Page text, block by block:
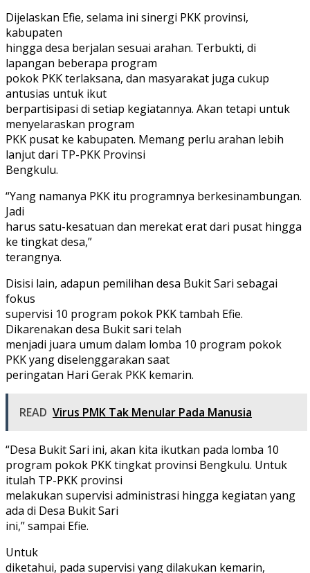
Dijelaskan Efie, selama ini sinergi PKK provinsi,
kabupaten
hingga desa berjalan sesuai arahan. Terbukti, di
lapangan beberapa program
pokok PKK terlaksana, dan masyarakat juga cukup
antusias untuk ikut
berpartisipasi di setiap kegiatannya. Akan tetapi untuk
menyelaraskan program
PKK pusat ke kabupaten. Memang perlu arahan lebih
lanjut dari TP-PKK Provinsi
Bengkulu.
“Yang namanya PKK itu programnya berkesinambungan.
Jadi
harus satu-kesatuan dan merekat erat dari pusat hingga
ke tingkat desa,”
terangnya.
Disisi lain, adapun pemilihan desa Bukit Sari sebagai
fokus
supervisi 10 program pokok PKK tambah Efie.
Dikarenakan desa Bukit sari telah
menjadi juara umum dalam lomba 10 program pokok
PKK yang diselenggarakan saat
peringatan Hari Gerak PKK kemarin.
READ Virus PMK Tak Menular Pada Manusia
“Desa Bukit Sari ini, akan kita ikutkan pada lomba 10
program pokok PKK tingkat provinsi Bengkulu. Untuk
itulah TP-PKK provinsi
melakukan supervisi administrasi hingga kegiatan yang
ada di Desa Bukit Sari
ini,” sampai Efie.
Untuk
diketahui, pada supervisi yang dilakukan kemarin,